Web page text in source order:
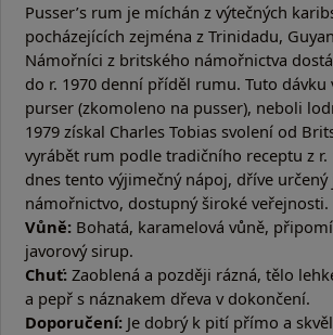
Pusser’s rum je míchán z výtečných
pocházejících zejména z Trinidadu,
Námořníci z britského námořnictva
do r. 1970 denní příděl rumu. Tuto dávku
purser (zkomoleno na pusser), neboli
1979 získal Charles Tobias svolení od
vyrábět rum podle tradičního receptu z r.
dnes tento výjimečný nápoj, dříve určený
námořnictvo, dostupný široké veřejnosti.
Vůně: Bohatá, karamelová vůně,
javorový sirup.
Chuť: Zaoblená a později rázná, tělo
a pepř s náznakem dřeva v dokončení.
Doporučení: Je dobrý k pití přímo a